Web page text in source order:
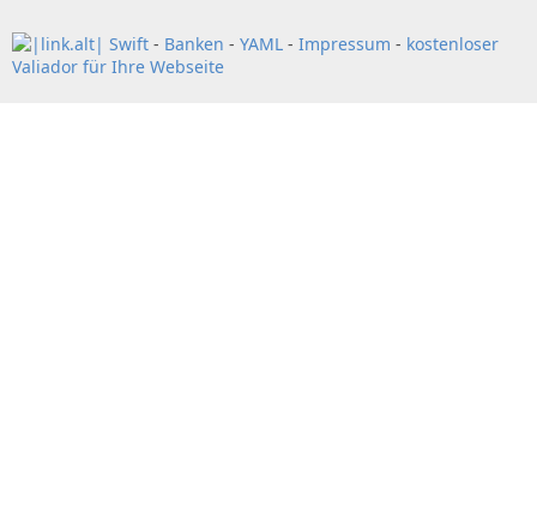
Swift - Banken - YAML - Impressum - kostenloser
Valiador für Ihre Webseite